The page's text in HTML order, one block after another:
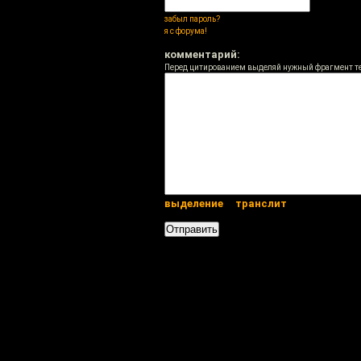
забыл пароль?
я с форума!
комментарий:
Перед цитированием выделяй нужный фрагмент
выделение транслит